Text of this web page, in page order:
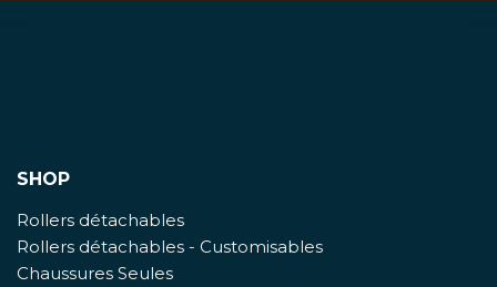
SHOP
Rollers détachables
Rollers détachables - Customisables
Chaussures Seules